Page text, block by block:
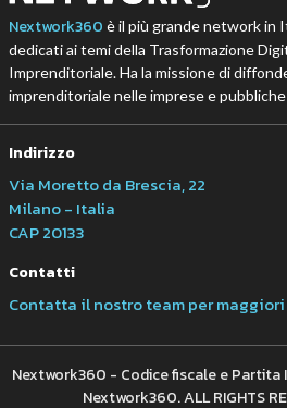
Nextwork360 è il più grande network in
dedicati ai temi della Trasformazione
Imprenditoriale. Ha la missione di
imprenditoriale nelle imprese e
Indirizzo
Via Moretto da Brescia, 22
Milano - Italia
CAP 20133
Contatti
Contatta il nostro team per
Nextwork360 - Codice fiscale e
Nextwork360. ALL RIGHTS